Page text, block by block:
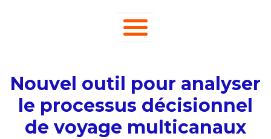
Nouvel outil pour analyser
le processus décisionnel
de voyage multicanaux